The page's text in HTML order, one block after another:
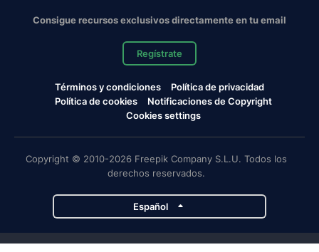
Consigue recursos exclusivos directamente en tu email
Regístrate
Términos y condiciones
Política de privacidad
Política de cookies
Notificaciones de Copyright
Cookies settings
Copyright © 2010-2026 Freepik Company S.L.U. Todos los
derechos reservados.
Español